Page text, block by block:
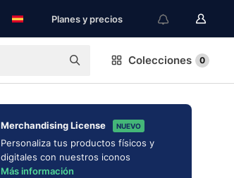
Planes y precios
Colecciones 0
Merchandising License NUEVO
Personaliza tus productos físicos y
digitales con nuestros iconos
Más información